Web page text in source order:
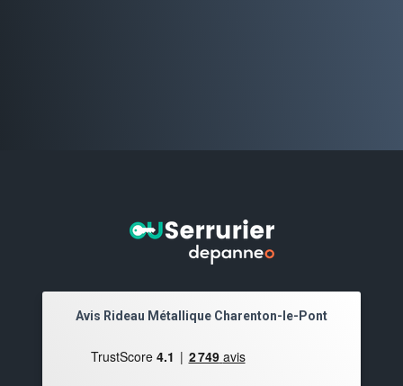
Avis Rideau Métallique Charenton-le-Pont